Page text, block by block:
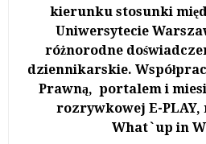
kierunku stosunki
Uniwersytecie
różnorodne
dziennikarskie.
Prawną, portalem i
rozrywkowej E-PLAY,
What`up in